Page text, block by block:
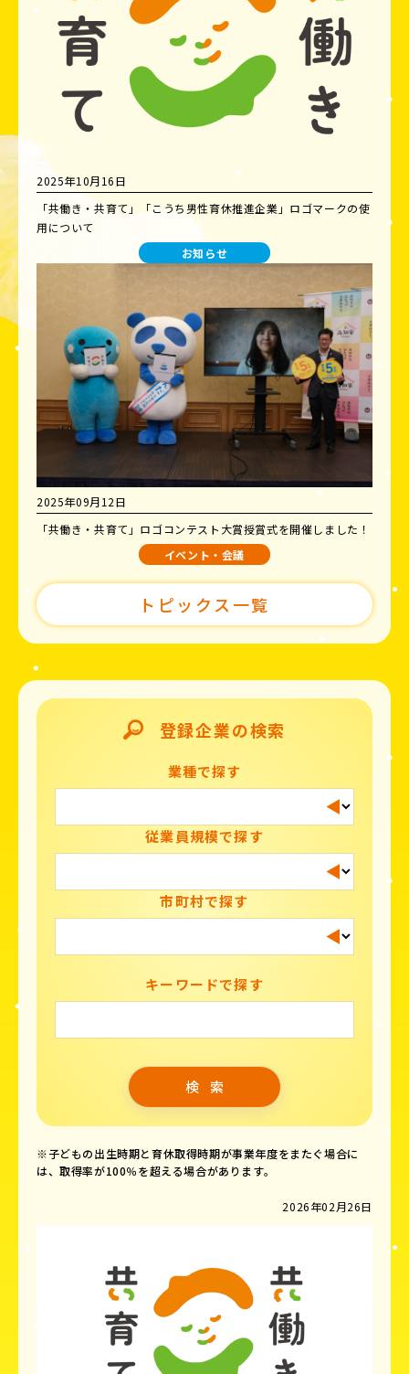
2025年10月16日
「共働き・共育て」「こうち男性育休推進企業」ロゴマークの使
用について
お知らせ
2025年09月12日
「共働き・共育て」ロゴコンテスト大賞授賞式を開催しました！
イベント・会議
トピックス一覧
登録企業の検索
業種で探す
従業員規模で探す
市町村で探す
キーワードで探す
※子どもの出生時期と育休取得時期が事業年度をまたぐ場合に
は、取得率が100％を超える場合があります。
2026年02月26日